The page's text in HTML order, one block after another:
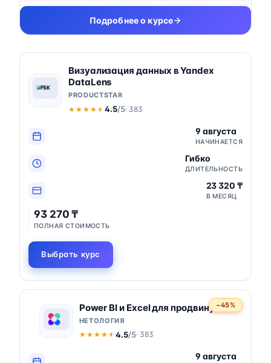
Подробнее о курсе
Визуализация данных в Yandex
DataLens
PRODUCTSTAR
★★★★★
★★★★★ 4.5/5· 383
9 августа
НАЧИНАЕТСЯ
Гибко
ДЛИТЕЛЬНОСТЬ
23 320 ₸
В МЕСЯЦ
93 270 ₸
ПОЛНАЯ СТОИМОСТЬ
Выбрать курс
−45%
Power BI и Excel для продвинутых
НЕТОЛОГИЯ
★★★★★
★★★★★ 4.5/5· 383
9 августа